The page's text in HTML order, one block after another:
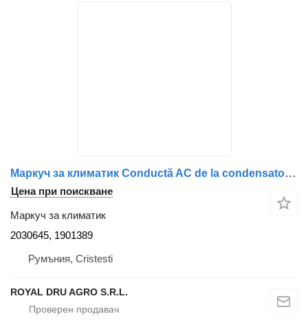
Маркуч за климатик Conductă AC de la condensator la compresor 2030645, 1901389 за камион Scania 2030645/1901389
Цена при поискване
Маркуч за климатик
2030645, 1901389
Румъния, Cristesti
ROYAL DRU AGRO S.R.L.